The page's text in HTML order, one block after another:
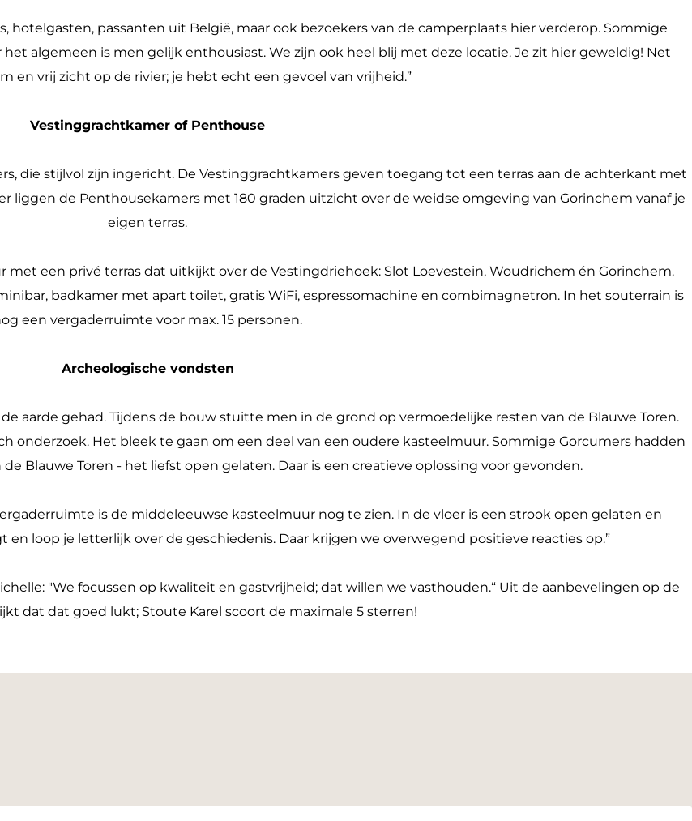
hotelgasten, passanten uit België, maar ook bezoekers van de camperplaats hier verderop. Sommige
algemeen is men gelijk enthousiast. We zijn ook heel blij met deze locatie. Je zit hier geweldig! Net
en vrij zicht op de rivier; je hebt echt een gevoel van vrijheid.”
Vestinggrachtkamer of Penthouse
die stijlvol zijn ingericht. De Vestinggrachtkamers geven toegang tot een terras aan de achterkant met
liggen de Penthousekamers met 180 graden uitzicht over de weidse omgeving van Gorinchem vanaf je
eigen terras.
een privé terras dat uitkijkt over de Vestingdriehoek: Slot Loevestein, Woudrichem én Gorinchem.
badkamer met apart toilet, gratis WiFi, espressomachine en combimagnetron. In het souterrain is
een vergaderruimte voor max. 15 personen.
Archeologische vondsten
aarde gehad. Tijdens de bouw stuitte men in de grond op vermoedelijke resten van de Blauwe Toren.
onderzoek. Het bleek te gaan om een deel van een oudere kasteelmuur. Sommige Gorcumers hadden
Blauwe Toren - het liefst open gelaten. Daar is een creatieve oplossing voor gevonden.
is de middeleeuwse kasteelmuur nog te zien. In de vloer is een strook open gelaten en
loop je letterlijk over de geschiedenis. Daar krijgen we overwegend positieve reacties op.”
"We focussen op kwaliteit en gastvrijheid; dat willen we vasthouden.“ Uit de aanbevelingen op de
dat dat goed lukt; Stoute Karel scoort de maximale 5 sterren!